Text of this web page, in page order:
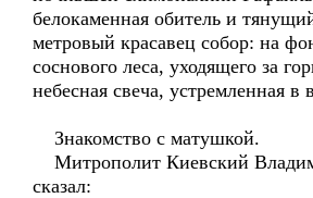
белокаменная обитель и
метровый красавец собор: на
соснового леса, уходящего за
небесная свеча, устремленная в
Знакомство с матушкой.
Митрополит Киевский
сказал: